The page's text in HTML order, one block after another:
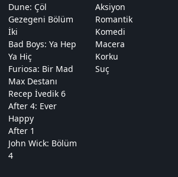
Dune: Çöl
Gezegeni Bölüm
İki
Bad Boys: Ya Hep
Ya Hiç
Furiosa: Bir Mad
Max Destanı
Recep İvedik 6
After 4: Ever
Happy
After 1
John Wick: Bölüm
4
Aksiyon
Romantik
Komedi
Macera
Korku
Suç